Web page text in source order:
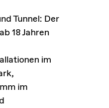
Tunnel: Der
18 Jahren
im
im